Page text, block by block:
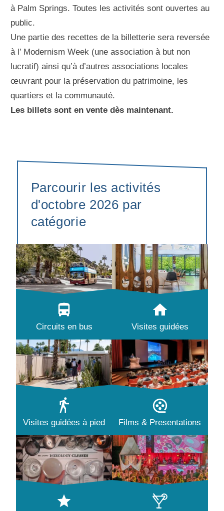
à Palm Springs. Toutes les activités sont ouvertes au
public.
Une partie des recettes de la billetterie sera reversée
à l’ Modernism Week (une association à but non
lucratif) ainsi qu’à d’autres associations locales
œuvrant pour la préservation du patrimoine, les
quartiers et la communauté.
Les billets sont en vente dès maintenant.
Parcourir les activités
d'octobre 2026 par
catégorie
Circuits en bus Visites guidées
Visites guidées à pied Films & Presentations